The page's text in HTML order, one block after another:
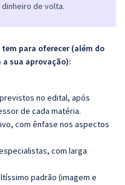
de volta.
tem para oferecer (além do
a sua aprovação):
no edital, após
de cada matéria.
com ênfase nos aspectos
com larga
padrão (imagem e